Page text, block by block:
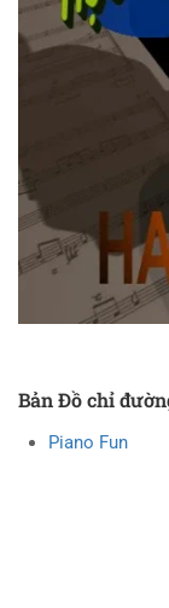
Bản Đồ chỉ
Piano Fun